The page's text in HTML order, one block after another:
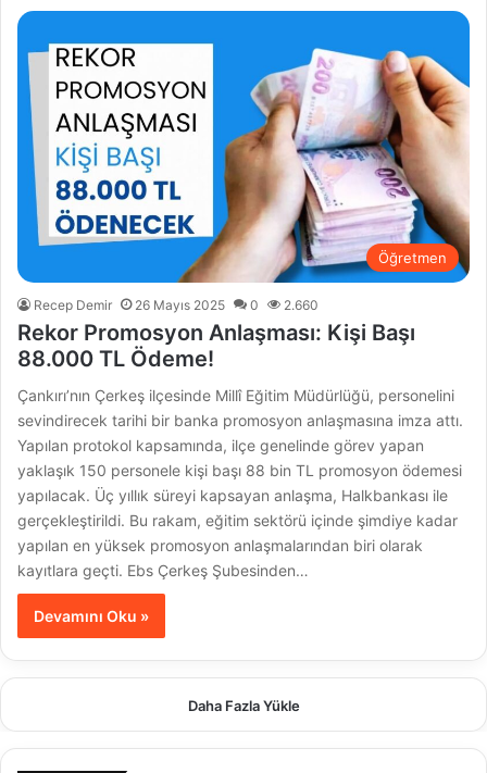
Öğretmen
Recep Demir 26 Mayıs 2025 0 2.660
Rekor Promosyon Anlaşması: Kişi Başı
88.000 TL Ödeme!
Çankırı’nın Çerkeş ilçesinde Millî Eğitim Müdürlüğü, personelini
sevindirecek tarihi bir banka promosyon anlaşmasına imza attı.
Yapılan protokol kapsamında, ilçe genelinde görev yapan
yaklaşık 150 personele kişi başı 88 bin TL promosyon ödemesi
yapılacak. Üç yıllık süreyi kapsayan anlaşma, Halkbankası ile
gerçekleştirildi. Bu rakam, eğitim sektörü içinde şimdiye kadar
yapılan en yüksek promosyon anlaşmalarından biri olarak
kayıtlara geçti. Ebs Çerkeş Şubesinden…
Devamını Oku »
Daha Fazla Yükle